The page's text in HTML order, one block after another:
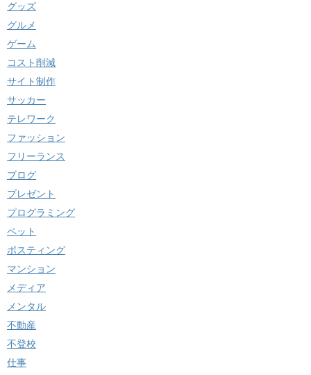
グッズ
グルメ
ゲーム
コスト削減
サイト制作
サッカー
テレワーク
ファッション
フリーランス
ブログ
プレゼント
プログラミング
ペット
ポスティング
マンション
メディア
メンタル
不動産
不登校
仕事